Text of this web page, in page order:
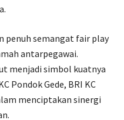
penuh semangat fair play
antarpegawai.
menjadi simbol kuatnya
Pondok Gede, BRI KC
menciptakan sinergi